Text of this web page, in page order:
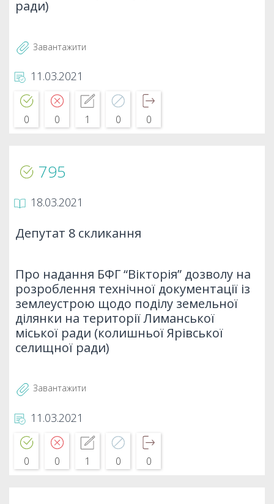
ради)
Завантажити
11.03.2021
0 0 1 0 0
795
18.03.2021
Депутат 8 скликання
Про надання БФГ “Вікторія” дозволу на
розроблення технічної документації із
землеустрою щодо поділу земельної
ділянки на території Лиманської
міської ради (колишньої Ярівської
селищної ради)
Завантажити
11.03.2021
0 0 1 0 0